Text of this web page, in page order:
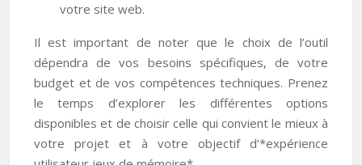
votre site web.
Il est important de noter que le choix de l’outil
dépendra de vos besoins spécifiques, de votre
budget et de vos compétences techniques. Prenez
le temps d’explorer les différentes options
disponibles et de choisir celle qui convient le mieux à
votre projet et à votre objectif d’*expérience